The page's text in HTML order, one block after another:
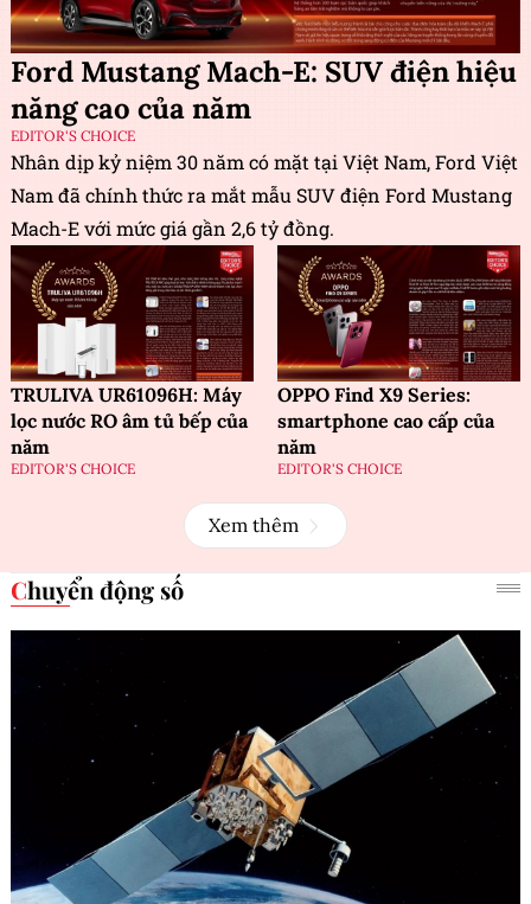
Ford Mustang Mach-E: SUV điện hiệu
năng cao của năm
EDITOR'S CHOICE
Nhân dịp kỷ niệm 30 năm có mặt tại Việt Nam, Ford Việt
Nam đã chính thức ra mắt mẫu SUV điện Ford Mustang
Mach-E với mức giá gần 2,6 tỷ đồng.
TRULIVA UR61096H: Máy
lọc nước RO âm tủ bếp của
năm
EDITOR'S CHOICE
OPPO Find X9 Series:
smartphone cao cấp của
năm
EDITOR'S CHOICE
Xem thêm
Chuyển động số